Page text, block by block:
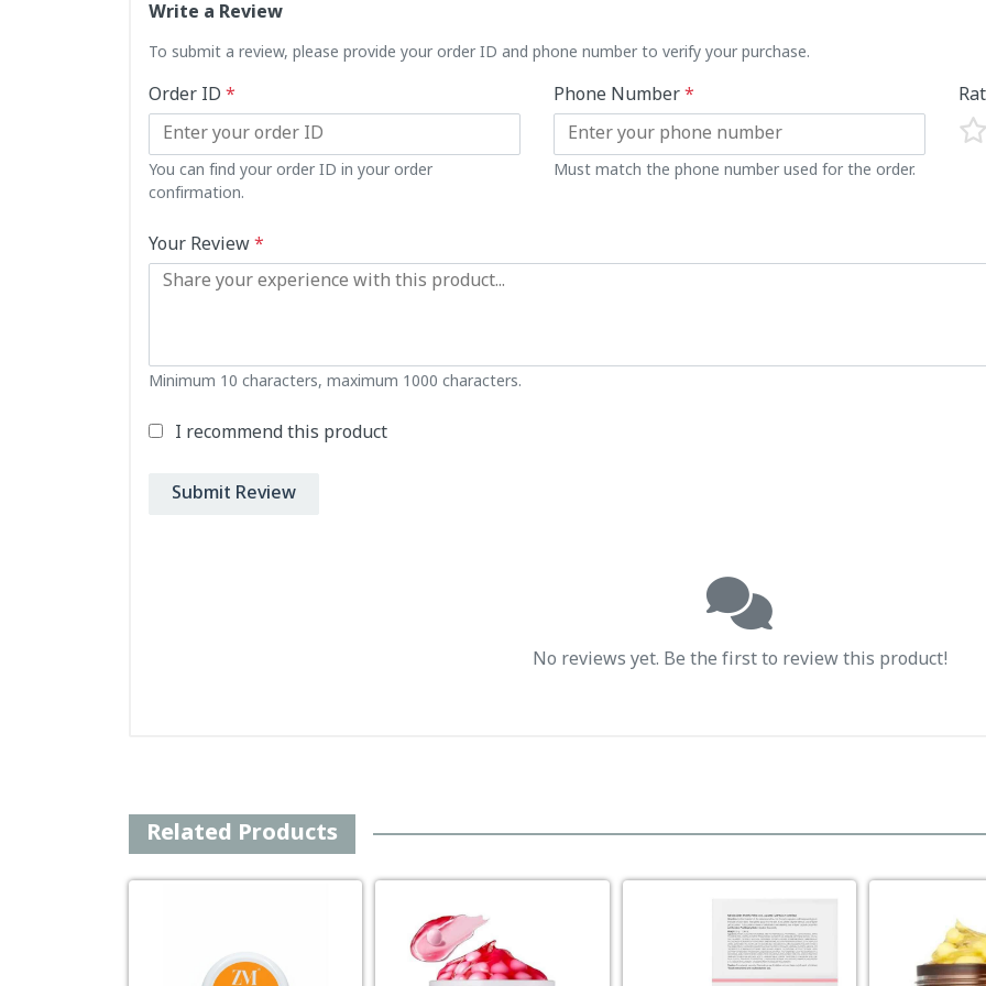
Write a Review
To submit a review, please provide your order ID and phone number to verify your purchase.
Order ID *
You can find your order ID in your order
confirmation.
Phone Number*
Must match the phone number used for the order.
Your Review*
Minimum 10 characters, maximum 1000 characters.
I recommend this product
Submit Review
No reviews yet. Be the first to review this product!
Related Products